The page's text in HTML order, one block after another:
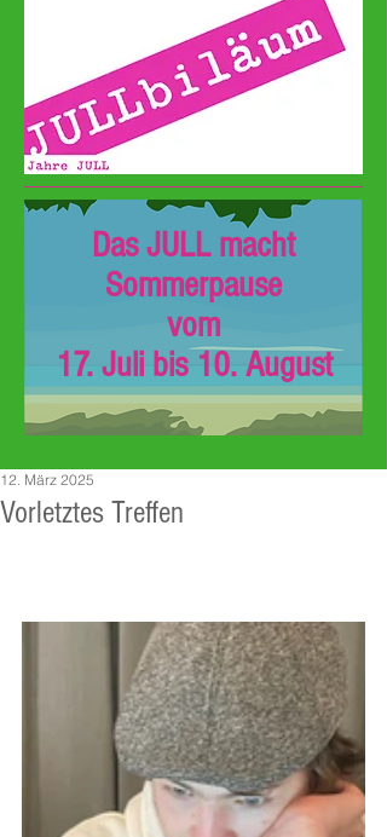
Das JULL macht
Sommerpause
vom
17. Juli bis 10. August
Vorletztes Treffen
12. März 2025